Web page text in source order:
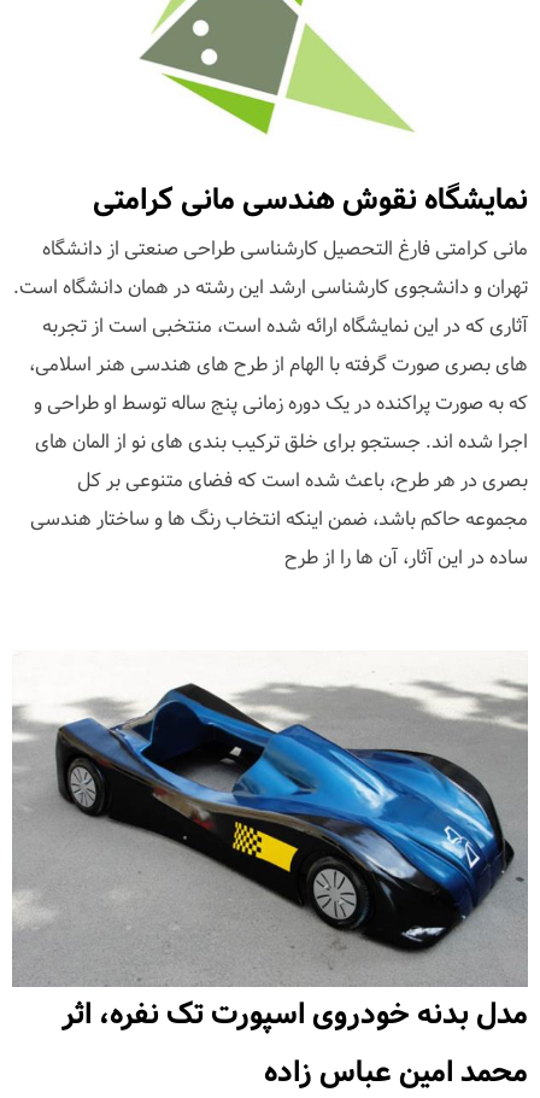
نمایشگاه نقوش هندسی مانی کرامتی
مانی کرامتی فارغ التحصیل کارشناسی طراحی صنعتی از دانشگاه
تهران و دانشجوی کارشناسی ارشد این رشته در همان دانشگاه است.
آثاری که در این نمایشگاه ارائه شده است، منتخبی است از تجربه
های بصری صورت گرفته با الهام از طرح های هندسی هنر اسلامی،
که به صورت پراکنده در یک دوره زمانی پنج ساله توسط او طراحی و
اجرا شده اند. جستجو برای خلق ترکیب بندی های نو از المان های
بصری در هر طرح، باعث شده است که فضای متنوعی بر کل
مجموعه حاکم باشد، ضمن اینکه انتخاب رنگ ها و ساختار هندسی
ساده در این آثار، آن ها را از طرح
مدل بدنه خودروی اسپورت تک نفره، اثر
محمد امین عباس زاده